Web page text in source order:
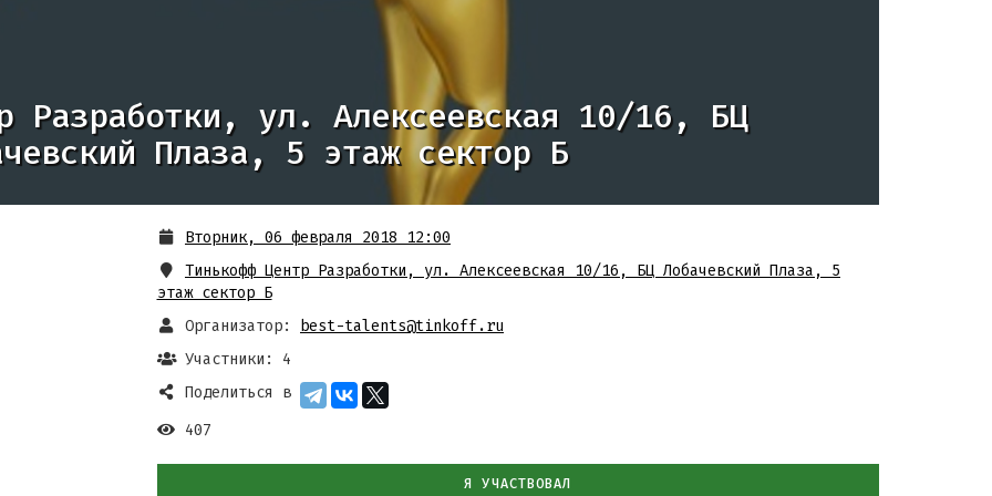
Разработки, ул. Алексеевская 10/16, БЦ
Плаза, 5 этаж сектор Б
Вторник, 06 февраля 2018 12:00
Тинькофф Центр Разработки, ул. Алексеевская 10/16, БЦ Лобачевский Плаза, 5
этаж сектор Б
Организатор:
best-talents@tinkoff.ru
Участники: 4
Поделиться в
407
Я УЧАСТВОВАЛ